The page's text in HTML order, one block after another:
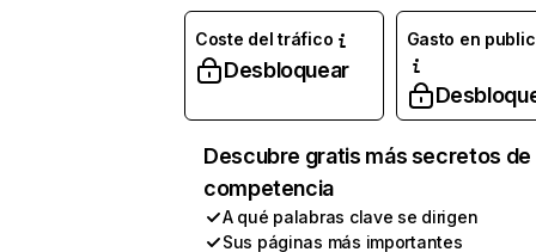
Coste del tráfico
Desbloquear
Gasto en
Descubre gratis más secretos de
competencia
A qué palabras clave se dirigen
Sus páginas más importantes